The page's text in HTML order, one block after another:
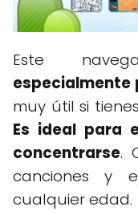
Este
especialmente
muy útil si
Es ideal para
concentrarse.
canciones y
cualquier edad.